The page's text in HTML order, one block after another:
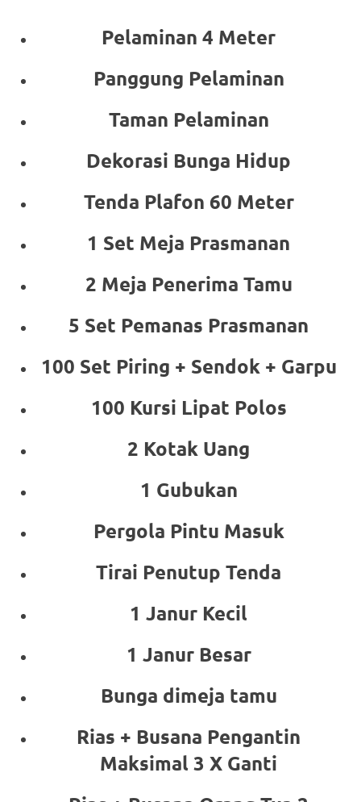
Pelaminan 4 Meter
Panggung Pelaminan
Taman Pelaminan
Dekorasi Bunga Hidup
Tenda Plafon 60 Meter
1 Set Meja Prasmanan
2 Meja Penerima Tamu
5 Set Pemanas Prasmanan
100 Set Piring + Sendok + Garpu
100 Kursi Lipat Polos
2 Kotak Uang
1 Gubukan
Pergola Pintu Masuk
Tirai Penutup Tenda
1 Janur Kecil
1 Janur Besar
Bunga dimeja tamu
Rias + Busana Pengantin
Maksimal 3 X Ganti